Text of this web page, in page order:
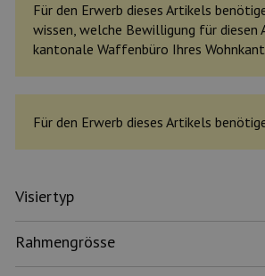
Für den Erwerb dieses Artikels
wissen, welche Bewilligung für
kantonale Waffenbüro Ihres
Für den Erwerb dieses Artikels
Visiertyp
Rahmengrösse